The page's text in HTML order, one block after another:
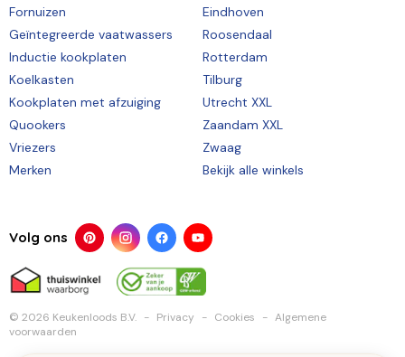
Fornuizen
Geïntegreerde vaatwassers
Inductie kookplaten
Koelkasten
Kookplaten met afzuiging
Quookers
Vriezers
Merken
Eindhoven
Roosendaal
Rotterdam
Tilburg
Utrecht XXL
Zaandam XXL
Zwaag
Bekijk alle winkels
Volg ons
© 2026 Keukenloods B.V. Privacy Cookies
Algemene
voorwaarden